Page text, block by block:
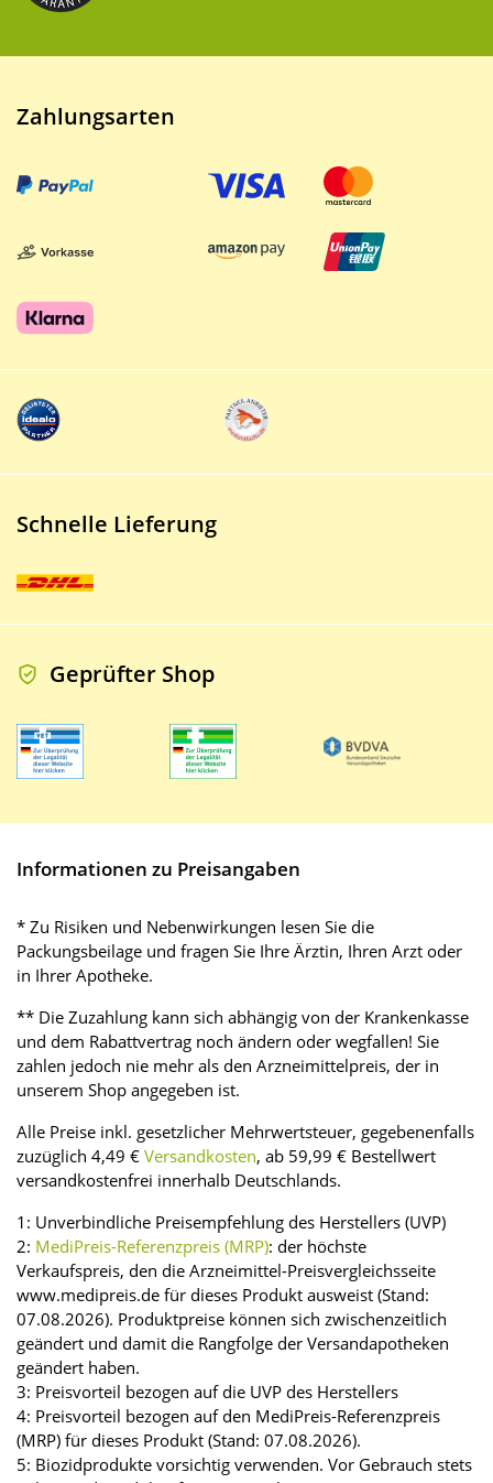
Zahlungsarten
Schnelle Lieferung
Geprüfter Shop
Informationen zu Preisangaben
* Zu Risiken und Nebenwirkungen lesen Sie die
Packungsbeilage und fragen Sie Ihre Ärztin, Ihren Arzt oder
in Ihrer Apotheke.
** Die Zuzahlung kann sich abhängig von der Krankenkasse
und dem Rabattvertrag noch ändern oder wegfallen! Sie
zahlen jedoch nie mehr als den Arzneimittelpreis, der in
unserem Shop angegeben ist.
Alle Preise inkl. gesetzlicher Mehrwertsteuer, gegebenenfalls
zuzüglich 4,49 € Versandkosten, ab 59,99 € Bestellwert
versandkostenfrei innerhalb Deutschlands.
1: Unverbindliche Preisempfehlung des Herstellers (UVP)
2: MediPreis-Referenzpreis (MRP): der höchste
Verkaufspreis, den die Arzneimittel-Preisvergleichsseite
www.medipreis.de für dieses Produkt ausweist (Stand:
07.08.2026). Produktpreise können sich zwischenzeitlich
geändert und damit die Rangfolge der Versandapotheken
geändert haben.
3: Preisvorteil bezogen auf die UVP des Herstellers
4: Preisvorteil bezogen auf den MediPreis-Referenzpreis
(MRP) für dieses Produkt (Stand: 07.08.2026).
5: Biozidprodukte vorsichtig verwenden. Vor Gebrauch stets